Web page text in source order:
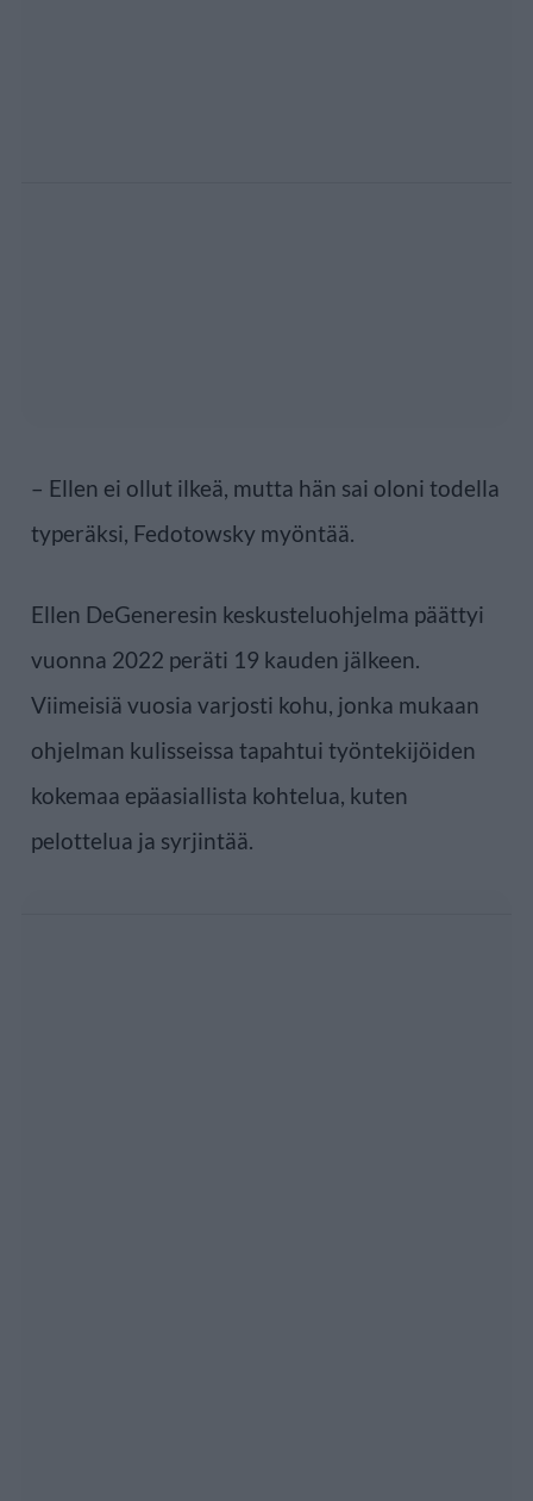
– Ellen ei ollut ilkeä, mutta hän sai oloni todella
typeräksi, Fedotowsky myöntää.
Ellen DeGeneresin keskusteluohjelma päättyi
vuonna 2022 peräti 19 kauden jälkeen.
Viimeisiä vuosia varjosti kohu, jonka mukaan
ohjelman kulisseissa tapahtui työntekijöiden
kokemaa epäasiallista kohtelua, kuten
pelottelua ja syrjintää.